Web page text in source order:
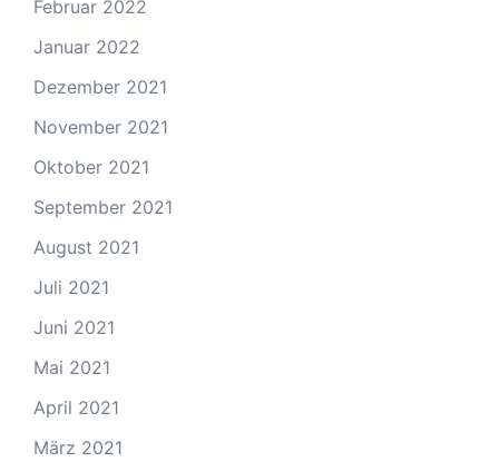
Februar 2022
Januar 2022
Dezember 2021
November 2021
Oktober 2021
September 2021
August 2021
Juli 2021
Juni 2021
Mai 2021
April 2021
März 2021